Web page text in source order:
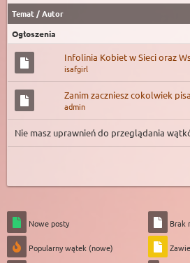
Temat /Autor
Ogłoszenia
Infolinia Kobiet w Sieci oraz
isafgirl
Zanim zaczniesz cokolwiek
admin
Nie masz uprawnień do przeglądania
Nowe posty
Popularny wątek (nowe)
Brak